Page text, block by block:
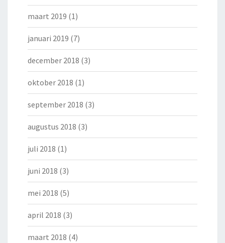
maart 2019 (1)
januari 2019 (7)
december 2018 (3)
oktober 2018 (1)
september 2018 (3)
augustus 2018 (3)
juli 2018 (1)
juni 2018 (3)
mei 2018 (5)
april 2018 (3)
maart 2018 (4)